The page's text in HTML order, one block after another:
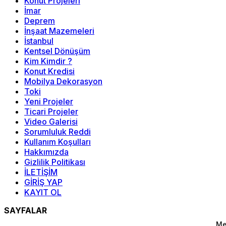
İmar
Deprem
İnşaat Mazemeleri
İstanbul
Kentsel Dönüşüm
Kim Kimdir ?
Konut Kredisi
Mobilya Dekorasyon
Toki
Yeni Projeler
Ticari Projeler
Video Galerisi
Sorumluluk Reddi
Kullanım Koşulları
Hakkımızda
Gizlilik Politikası
İLETİŞİM
GİRİŞ YAP
KAYIT OL
SAYFALAR